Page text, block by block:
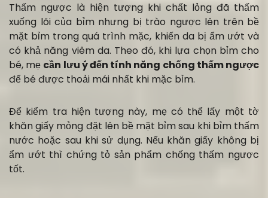
Thấm ngược là hiện tượng khi chất lỏng đã thấm
xuống lõi của bỉm nhưng bị trào ngược lên trên bề
mặt bỉm trong quá trình mặc, khiến da bị ẩm ướt và
có khả năng viêm da. Theo đó, khi lựa chọn bỉm cho
bé, mẹ cần lưu ý đến tính năng chống thấm ngược
để bé được thoải mái nhất khi mặc bỉm.
Để kiểm tra hiện tượng này, mẹ có thể lấy một tờ
khăn giấy mỏng đặt lên bề mặt bỉm sau khi bỉm thấm
nước hoặc sau khi sử dụng. Nếu khăn giấy không bị
ẩm ướt thì chứng tỏ sản phẩm chống thấm ngược
tốt.